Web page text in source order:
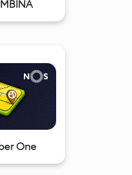
One